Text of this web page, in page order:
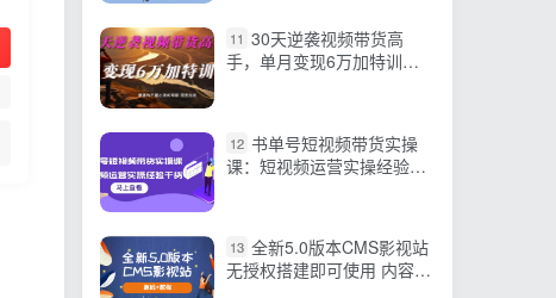
11 30天逆袭视频带货高
手，单月变现6万加特训营-
12 书单号短视频带货实操
课：短视频运营实操经验干
13 全新5.0版本CMS影视站
无授权搭建即可使用 内容全